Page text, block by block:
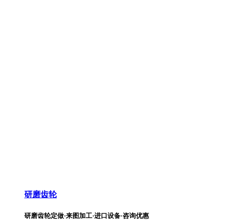
研磨齿轮
研磨齿轮定做·来图加工·进口设备·咨询优惠